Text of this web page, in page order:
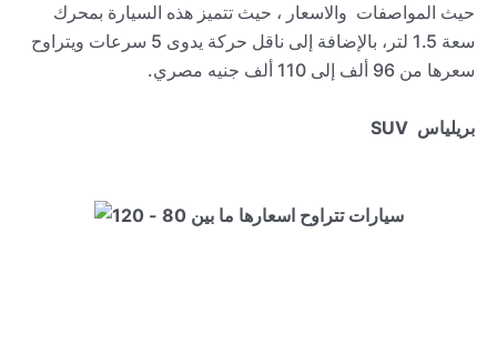
حيث المواصفات والاسعار ، حيث تتميز هذه السيارة بمحرك
سعة 1.5 لتر، بالإضافة إلى ناقل حركة يدوى 5 سرعات ويتراوح
سعرها من 96 ألف إلى 110 ألف جنيه مصري.
بريلياس SUV